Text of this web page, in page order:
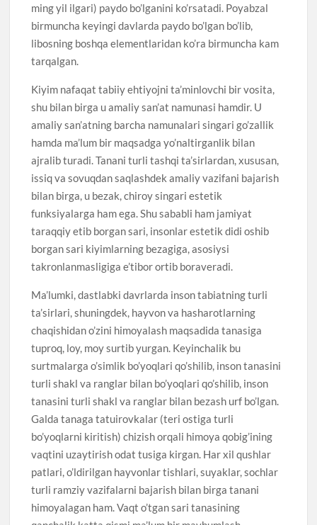
ming yil ilgari) paydo bo’lganini ko’rsatadi. Poyabzal
birmuncha keyingi davlarda paydo bo’lgan bo’lib,
libosning boshqa elementlaridan ko’ra birmuncha kam
tarqalgan.
Kiyim nafaqat tabiiy ehtiyojni ta’minlovchi bir vosita,
shu bilan birga u amaliy san’at namunasi hamdir. U
amaliy san’atning barcha namunalari singari go’zallik
hamda ma’lum bir maqsadga yo’naltirganlik bilan
ajralib turadi. Tanani turli tashqi ta’sirlardan, xususan,
issiq va sovuqdan saqlashdek amaliy vazifani bajarish
bilan birga, u bezak, chiroy singari estetik
funksiyalarga ham ega. Shu sababli ham jamiyat
taraqqiy etib borgan sari, insonlar estetik didi oshib
borgan sari kiyimlarning bezagiga, asosiysi
takronlanmasligiga e’tibor ortib boraveradi.
Ma’lumki, dastlabki davrlarda inson tabiatning turli
ta’sirlari, shuningdek, hayvon va hasharotlarning
chaqishidan o’zini himoyalash maqsadida tanasiga
tuproq, loy, moy surtib yurgan. Keyinchalik bu
surtmalarga o’simlik bo’yoqlari qo’shilib, inson tanasini
turli shakl va ranglar bilan bo’yoqlari qo’shilib, inson
tanasini turli shakl va ranglar bilan bezash urf bo’lgan.
Galda tanaga tatuirovkalar (teri ostiga turli
bo’yoqlarni kiritish) chizish orqali himoya qobig’ining
vaqtini uzaytirish odat tusiga kirgan. Har xil qushlar
patlari, o’ldirilgan hayvonlar tishlari, suyaklar, sochlar
turli ramziy vazifalarni bajarish bilan birga tanani
himoyalagan ham. Vaqt o’tgan sari tanasining